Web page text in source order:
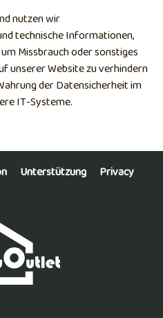
nutzen wir
technische Informationen,
Missbrauch oder sonstiges
unserer Website zu verhindern
der Datensicherheit im
IT-Systeme.
Unterstützung Privacy